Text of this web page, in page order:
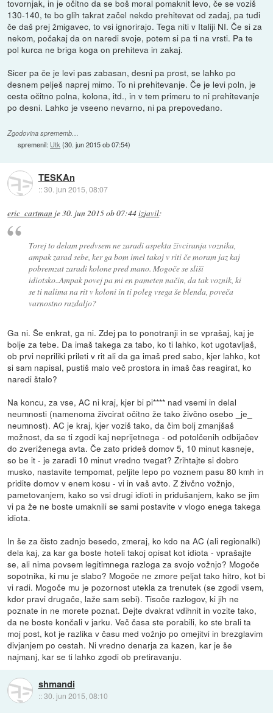
tovornjak, in je očitno da se boš moral pomaknit levo, če se voziš
130-140, te bo glih takrat začel nekdo prehitevat od zadaj, pa tudi
če daš prej žmigavec, to vsi ignorirajo. Tega niti v Italiji NI. Če si za
nekom, počakaj da on naredi svoje, potem si pa ti na vrsti. Pa te
pol kurca ne briga koga on prehiteva in zakaj.
Sicer pa če je levi pas zabasan, desni pa prost, se lahko po
desnem pelješ naprej mimo. To ni prehitevanje. Če je levi poln, je
cesta očitno polna, kolona, itd., in v tem primeru to ni prehitevanje
po desni. Lahko je vseeno nevarno, ni pa prepovedano.
Zgodovina sprememb…
spremenil: Utk (30. jun 2015 ob 07:54)
TESKAn
::30. jun 2015, 08:07
eric_cartman je30. jun 2015 ob 07:44izjavil:
Torej to delam predvsem ne zaradi aspekta živciranja voznika,
ampak zarad sebe, ker ga bom imel takoj v riti če moram jaz kaj
pobremzat zaradi kolone pred mano. Mogoče se sliši
idiotsko..Ampak povej pa mi en pameten način, da tak voznik, ki
se ti nalima na rit v koloni in ti poleg vsega še blenda, poveča
varnostno razdaljo?
Ga ni. Še enkrat, ga ni. Zdej pa to ponotranji in se vprašaj, kaj je
bolje za tebe. Da imaš takega za tabo, ko ti lahko, kot ugotavljaš,
ob prvi nepriliki prileti v rit ali da ga imaš pred sabo, kjer lahko, kot
si sam napisal, pustiš malo več prostora in imaš čas reagirat, ko
naredi štalo?
Na koncu, za vse, AC ni kraj, kjer bi pi**** nad vsemi in delal
neumnosti (namenoma živcirat očitno že tako živčno osebo _je_
neumnost). AC je kraj, kjer voziš tako, da čim bolj zmanjšaš
možnost, da se ti zgodi kaj neprijetnega - od potolčenih odbijačev
do zveriženega avta. Če zato prideš domov 5, 10 minut kasneje,
so be it - je zaradi 10 minut vredno tvegat? Zrihtajte si dobro
musko, nastavite tempomat, peljite lepo po voznem pasu 80 kmh in
pridite domov v enem kosu - vi in vaš avto. Z živčno vožnjo,
pametovanjem, kako so vsi drugi idioti in pridušanjem, kako se jim
vi pa že ne boste umaknili se sami postavite v vlogo enega takega
idiota.
In še za čisto zadnjo besedo, zmeraj, ko kdo na AC (ali regionalki)
dela kaj, za kar ga boste hoteli takoj opisat kot idiota - vprašajte
se, ali nima povsem legitimnega razloga za svojo vožnjo? Mogoče
sopotnika, ki mu je slabo? Mogoče ne zmore peljat tako hitro, kot bi
vi radi. Mogoče mu je pozornost utekla za trenutek (se zgodi vsem,
kdor pravi drugače, laže sam sebi). Tisoče razlogov, ki jih ne
poznate in ne morete poznat. Dejte dvakrat vdihnit in vozite tako,
da ne boste končali v jarku. Več časa ste porabili, ko ste brali ta
moj post, kot je razlika v času med vožnjo po omejitvi in brezglavim
divjanjem po cestah. Ni vredno denarja za kazen, kar je še
najmanj, kar se ti lahko zgodi ob pretiravanju.
shmandi
::30. jun 2015, 08:10